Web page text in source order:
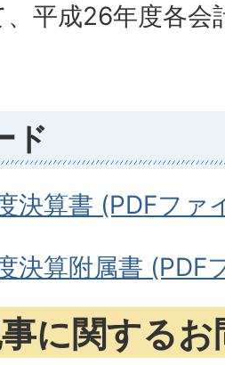
平成26年度各会
ド
決算書 (PDFファ
決算附属書 (PDF
に関する